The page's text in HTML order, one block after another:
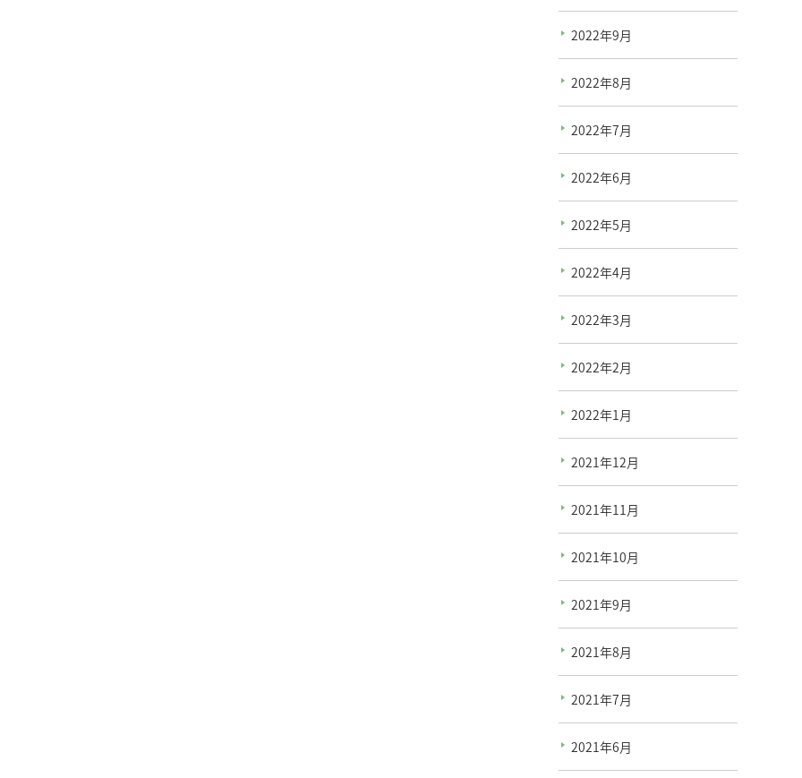
2022年9月
2022年8月
2022年7月
2022年6月
2022年5月
2022年4月
2022年3月
2022年2月
2022年1月
2021年12月
2021年11月
2021年10月
2021年9月
2021年8月
2021年7月
2021年6月